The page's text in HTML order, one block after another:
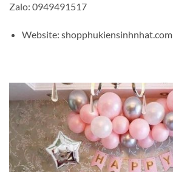
Zalo: 0949491517
Website: shopphukiensinhnhat.com